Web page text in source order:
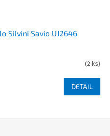
Silvini Savio UJ2646
(2 ks)
DETAIL